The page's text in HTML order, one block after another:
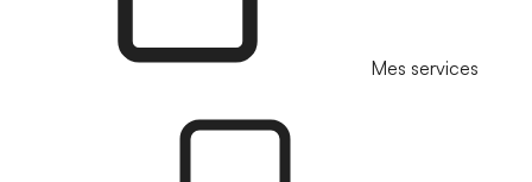
Mes services